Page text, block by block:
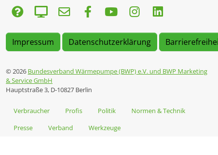
Impressum Datenschutzerklärung
© 2026 Bundesverband Wärmepumpe (BWP) e.V. und BWP Marketing
& Service GmbH
Hauptstraße 3, D-10827 Berlin
Verbraucher Profis Politik
Normen & Technik
Presse
Verband Werkzeuge